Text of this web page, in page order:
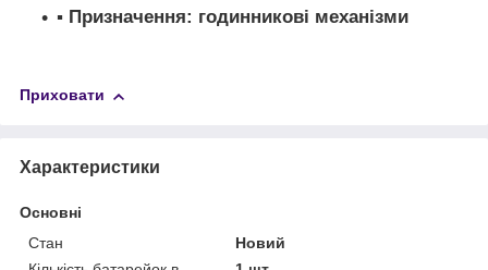
▪ Призначення: годинникові механізми
Приховати
Характеристики
Основні
Стан
Новий